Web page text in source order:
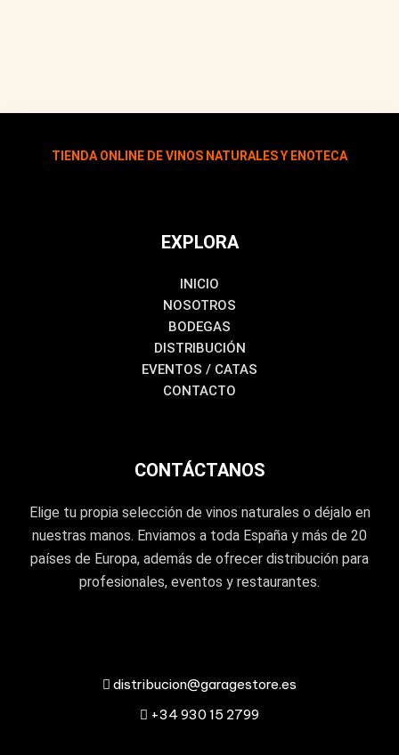
TIENDA ONLINE DE VINOS NATURALES Y ENOTECA
EXPLORA
INICIO
NOSOTROS
BODEGAS
DISTRIBUCIÓN
EVENTOS / CATAS
CONTACTO
CONTÁCTANOS
Elige tu propia selección de vinos naturales o déjalo en
nuestras manos. Enviamos a toda España y más de 20
países de Europa, además de ofrecer distribución para
profesionales, eventos y restaurantes.
distribucion@garagestore.es
+34 930 15 2799